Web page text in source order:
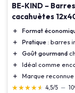
BE-KIND –
cacahuètes
＋ Format
＋
Pratique : barres
＋
Goût gourmand
＋
Idéal comme
＋
Marque
★★★★★
★★★★★ 4,5/5 —